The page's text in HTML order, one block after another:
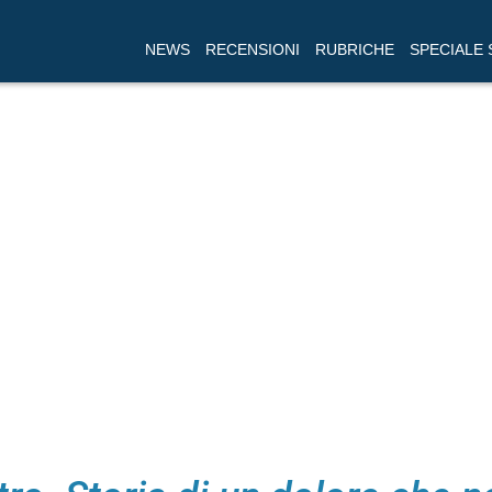
NEWS RECENSIONI RUBRICHE SPECIALE